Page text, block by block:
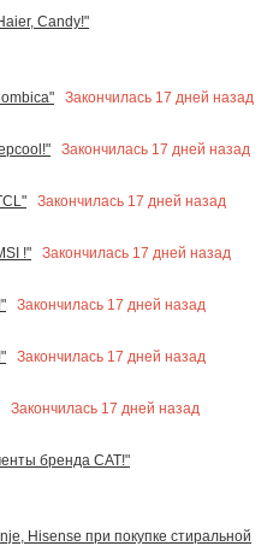
Candy!"
Закончилась 17 дней назад
Закончилась 17 дней назад
Закончилась 17 дней назад
!"
Закончилась 17 дней назад
Закончилась 17 дней назад
Закончилась 17 дней назад
Закончилась 17 дней назад
бренда CAT!"
Hisense при покупке стиральной